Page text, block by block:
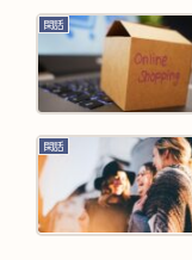
閑話
閑話